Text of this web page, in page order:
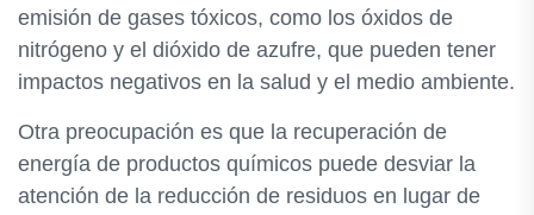
emisión de gases tóxicos, como los óxidos de
nitrógeno y el dióxido de azufre, que pueden tener
impactos negativos en la salud y el medio ambiente.
Otra preocupación es que la recuperación de
energía de productos químicos puede desviar la
atención de la reducción de residuos en lugar de